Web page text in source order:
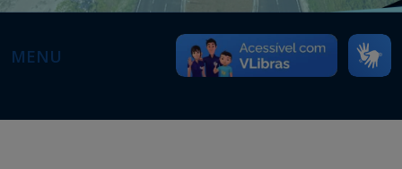
MENU